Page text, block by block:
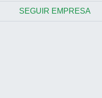
SEGUIR EMPRESA